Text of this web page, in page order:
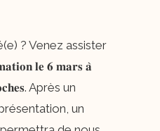
? Venez assister
𝐥𝐞 𝟔 𝐦𝐚𝐫𝐬 𝐚̀
Après un
un